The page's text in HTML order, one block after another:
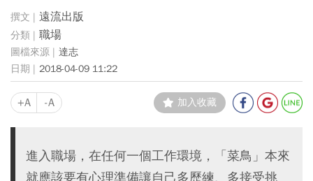
遠流出版
職場
達志
2018-04-09 11:22
+A -A 加入收藏
進入職場，在任何一個工作環境，「菜鳥」本來
就應該要有心理準備讓自己多歷練、多接受挑